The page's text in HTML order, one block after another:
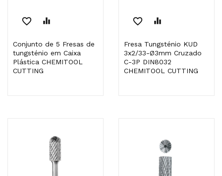
favorite_border equalizer
Conjunto de 5 Fresas de
tungsténio em Caixa
Plástica CHEMITOOL
CUTTING
favorite_border equalizer
Fresa Tungsténio KUD
3x2/33-Ø3mm Cruzado
C-3P DIN8032
CHEMITOOL CUTTING